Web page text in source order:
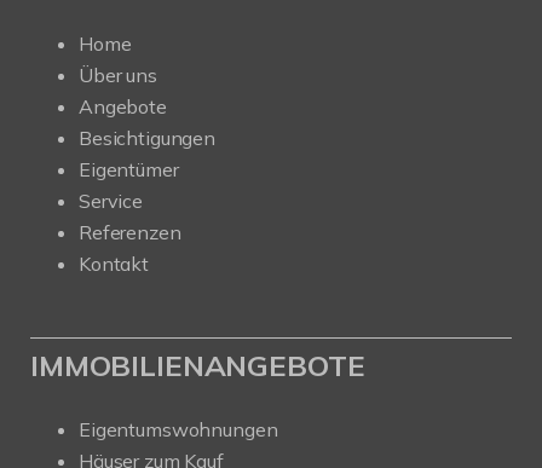
Home
Über uns
Angebote
Besichtigungen
Eigentümer
Service
Referenzen
Kontakt
IMMOBILIENANGEBOTE
Eigentumswohnungen
Häuser zum Kauf